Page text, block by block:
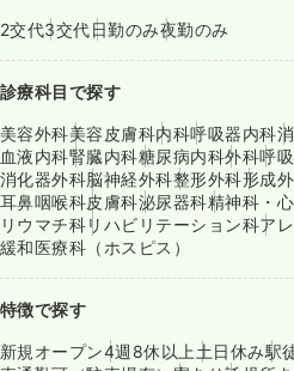
2交代3交代日勤のみ夜勤のみ
診療科目で探す
美容外科美容皮膚科内科呼吸器内科
血液内科腎臓内科糖尿病内科外科呼
消化器外科脳神経外科整形外科形成
耳鼻咽喉科皮膚科泌尿器科精神科・
リウマチ科リハビリテーション科ア
緩和医療科（ホスピス）
特徴で探す
新規オープン4週8休以上 土日休み駅